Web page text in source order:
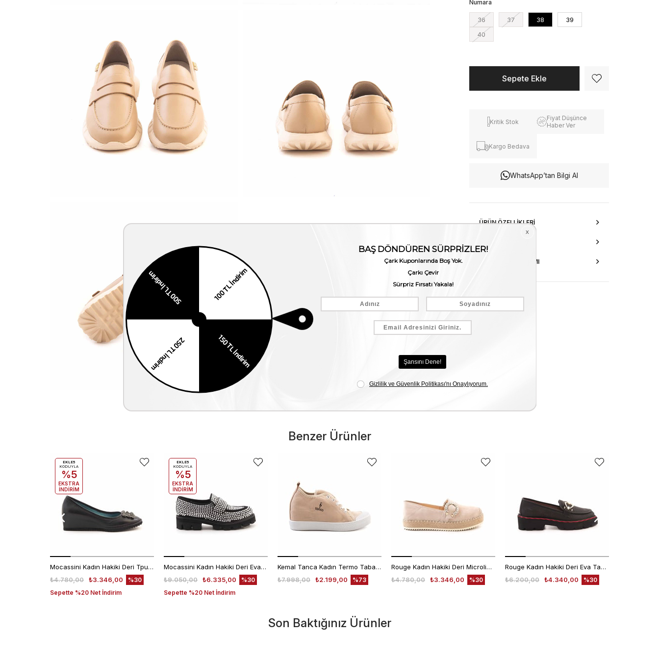
Numara
36 37 38
39
40
Kritik Stok
Fiyat Düşünce
Haber Ver
Kargo Bedava
WhatsApp’tan Bilgi Al
ÜRÜN ÖZELLIKLERI
AKSESUAR ONARIMI
Benzer Ürünler
Mocassini Kadın Hakiki Deri Tpu Taban Siyah Günlük Ayakkabı
₺3.346,00
₺4.780,00
Sepette %20 Net İndirim
%30
EKLE5
KODUYLA
%5
EKSTRA
İNDİRİM
Mocassini Kadın Hakiki Deri Eva Taban Beyaz Günlük Ayakkabı
₺6.335,00
₺9.050,00
Sepette %20 Net İndirim
%30
EKLE5
KODUYLA
%5
EKSTRA
İNDİRİM
Kemal Tanca Kadın Termo Taban Bej Günlük Ayakkabı
₺2.199,00
₺7.998,00 %73
Rouge Kadın Hakiki Deri Microlight Taban Bej Süet Günlük Terlik
₺3.346,00
₺4.780,00 %30
Rouge Kadın Hakiki Deri Eva Taban Siyah Günlük Ayakkabı
₺4.340,00
₺6.200,00 %30
Son Baktığınız Ürünler